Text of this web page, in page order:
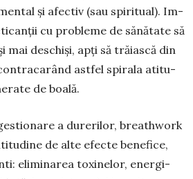
și afectiv (sau spiritual). Im­
cu probleme de sănătate să
mai deschiși, apți să trăiască din
astfel spirala atitu­
de boală.
a dure­rilor, breathwork
de alte efecte benefice,
elimi­narea toxinelor, energi­